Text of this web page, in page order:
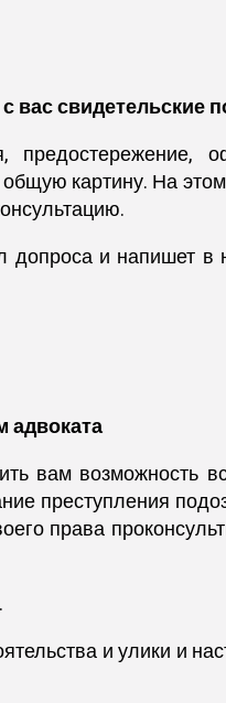
вас свидетельские
картину. На
допроса и напишет в
адвоката
вам возможность
преступления
права
и улики и